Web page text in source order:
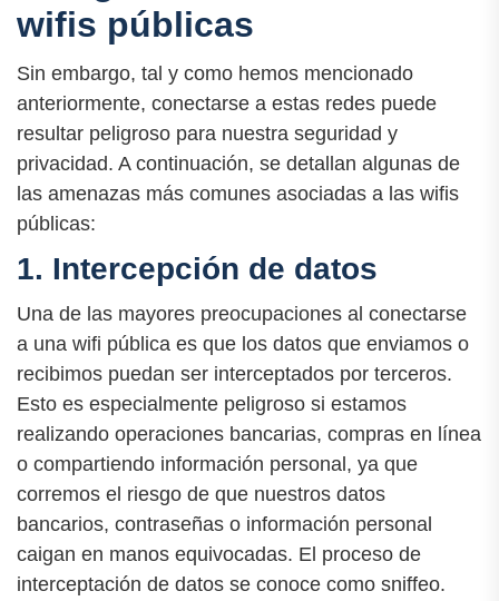
wifis públicas
Sin embargo, tal y como hemos mencionado
anteriormente, conectarse a estas redes puede
resultar peligroso para nuestra seguridad y
privacidad. A continuación, se detallan algunas de
las amenazas más comunes asociadas a las wifis
públicas:
1. Intercepción de datos
Una de las mayores preocupaciones al conectarse
a una wifi pública es que los datos que enviamos o
recibimos puedan ser interceptados por terceros.
Esto es especialmente peligroso si estamos
realizando operaciones bancarias, compras en línea
o compartiendo información personal, ya que
corremos el riesgo de que nuestros datos
bancarios, contraseñas o información personal
caigan en manos equivocadas. El proceso de
interceptación de datos se conoce como sniffeo.